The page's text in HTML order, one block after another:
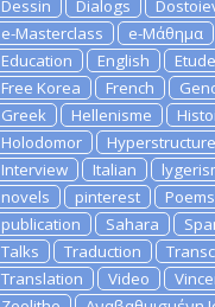
Dessin
Dialogs
e-Masterclass
e-Μάθημα
Education
English Etude
Free Korea
French
Greek
Hellenisme
Holodomor
Hyperstructure
Interview
Italian
novels
pinterest Poems
publication
Sahara
Talks
Traduction
Translation
Video